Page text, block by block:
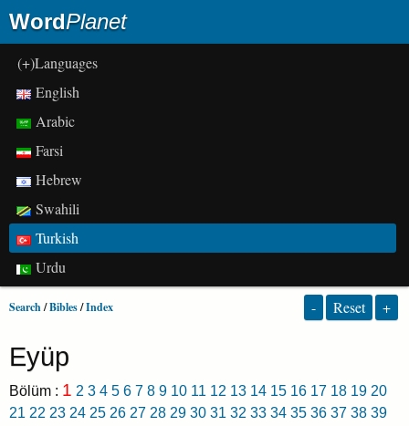
WordPlanet
(+)Languages
English
Arabic
Farsi
Hebrew
Swahili
Turkish
Urdu
Search/Bibles/Index - Reset +
Eyüp
Bölüm : 1 2 3 4 5 6 7 8 9 10 11 12 13 14 15 16 17 18 19 20
21 22 23 24 25 26 27 28 29 30 31 32 33 34 35 36 37 38 39